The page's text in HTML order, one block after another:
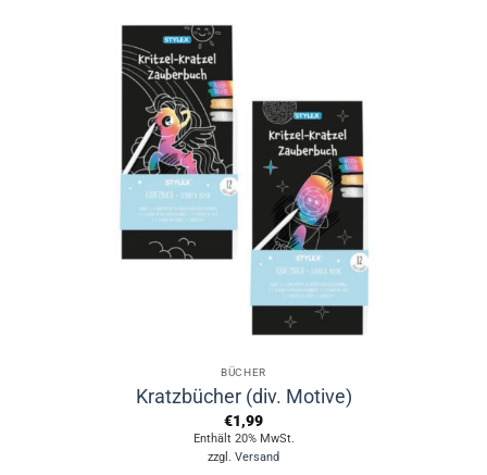
Die
Optionen
können
Produktseite
gewählt
werden
BÜCHER
Kratzbücher (div. Motive)
€1,99
Enthält 20% MwSt.
zzgl. Versand